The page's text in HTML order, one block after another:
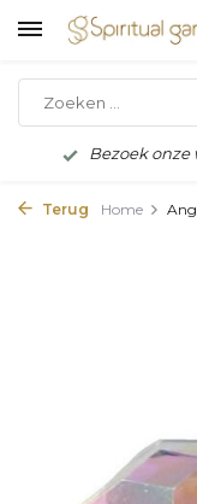
Bezoek
Terug Home